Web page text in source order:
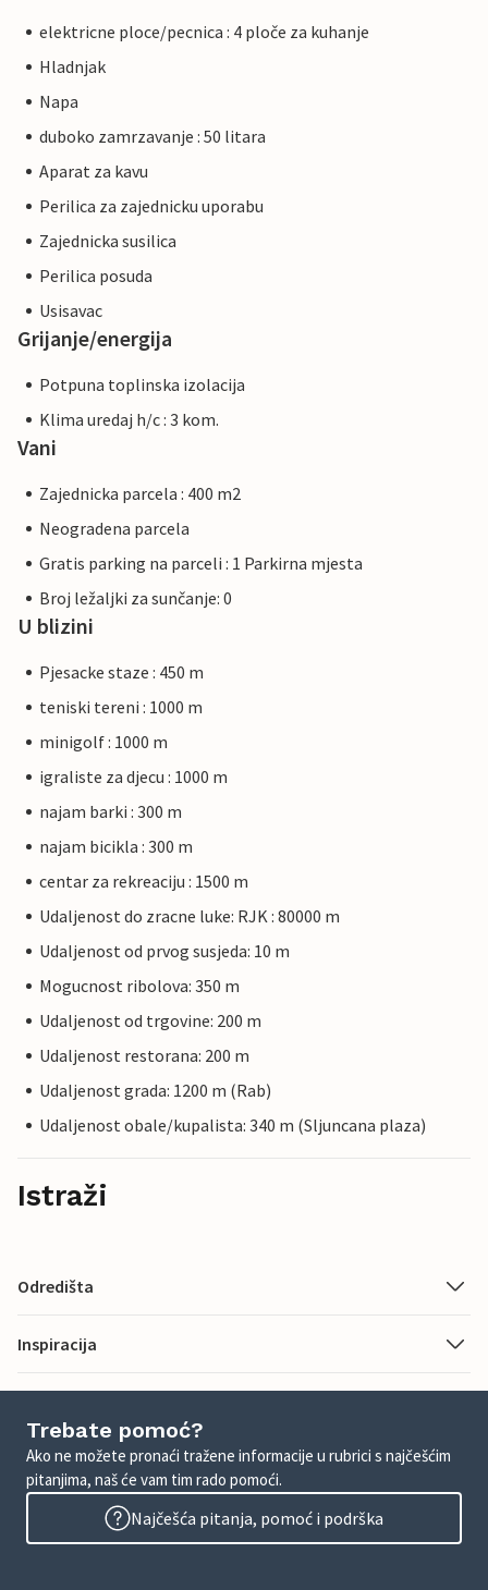
elektricne ploce/pecnica : 4 ploče za kuhanje
Hladnjak
Napa
duboko zamrzavanje : 50 litara
Aparat za kavu
Perilica za zajednicku uporabu
Zajednicka susilica
Perilica posuda
Usisavac
Grijanje/energija
Potpuna toplinska izolacija
Klima uredaj h/c : 3 kom.
Vani
Zajednicka parcela : 400 m2
Neogradena parcela
Gratis parking na parceli : 1 Parkirna mjesta
Broj ležaljki za sunčanje: 0
U blizini
Pjesacke staze : 450 m
teniski tereni : 1000 m
minigolf : 1000 m
igraliste za djecu : 1000 m
najam barki : 300 m
najam bicikla : 300 m
centar za rekreaciju : 1500 m
Udaljenost do zracne luke: RJK : 80000 m
Udaljenost od prvog susjeda: 10 m
Mogucnost ribolova: 350 m
Udaljenost od trgovine: 200 m
Udaljenost restorana: 200 m
Udaljenost grada: 1200 m (Rab)
Udaljenost obale/kupalista: 340 m (Sljuncana plaza)
Istraži
Odredišta
Inspiracija
Trebate pomoć?
Ako ne možete pronaći tražene informacije u rubrici s najčešćim
pitanjima, naš će vam tim rado pomoći.
Najčešća pitanja, pomoć i podrška